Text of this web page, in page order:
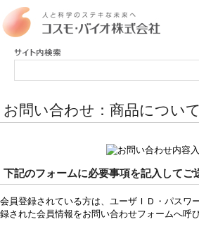
お問い合わせ：商品について
下記のフォームに必要事項を記入してご
会員登録されている方は、ユーザＩＤ・パスワ
録された会員情報をお問い合わせフォームへ呼